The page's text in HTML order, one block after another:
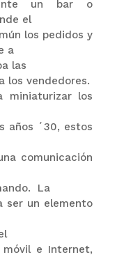
un bar o
el
los pedidos y
a
las
los vendedores.
miniaturizar los
años ´30, estos
comunicación
La
ser un elemento
e Internet,